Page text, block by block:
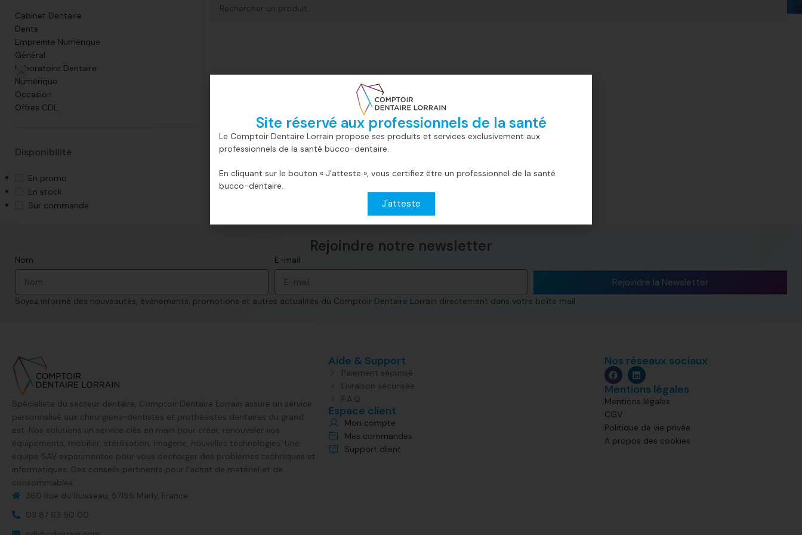
Cabinet Dentaire
Dents
Empreinte Numérique
Général
Laboratoire Dentaire
Numérique
Occasion
Offres CDL
Disponibilité
En promo
En stock
Sur commande
Rejoindre notre newsletter​
Nom E-mail
Rejoindre la Newsletter
Soyez informé des nouveautés, évènements, promotions et autres actualités du Comptoir Dentaire Lorrain directement dans votre boîte mail.
Spécialiste du secteur dentaire, Comptoir Dentaire Lorrain assure un service
personnalisé aux chirurgiens-dentistes et prothésistes dentaires du grand
est. Nos solutions un service clés en main pour créer, renouveler vos
équipements, mobilier, stérilisation, imagerie, nouvelles technologies. Une
équipe SAV expérimentée pour vous décharger des problèmes techniques et
informatiques. Des conseils pertinents pour l’achat de matériel et de
consommables.
360 Rue du Ruisseau, 57155 Marly, France​
03 87 63 50 00
Aide & Support
Paiement sécurisé
Livraison sécurisée
F.A.Q
Espace client
Mon compte
Mes commandes
Support client
Nos réseaux sociaux
Mentions légales
Mentions légales
CGV
Politique de vie privée
A propos des cookies
Site réservé aux professionnels de la santé
Le Comptoir Dentaire Lorrain propose ses produits et services exclusivement aux
professionnels de la santé bucco-dentaire.
En cliquant sur le bouton « J’atteste », vous certifiez être un professionnel de la santé
bucco-dentaire.
J'atteste